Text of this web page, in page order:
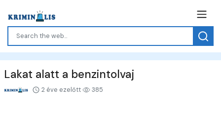
Lakat alatt a benzintolvaj
2 éve ezelőtt 385